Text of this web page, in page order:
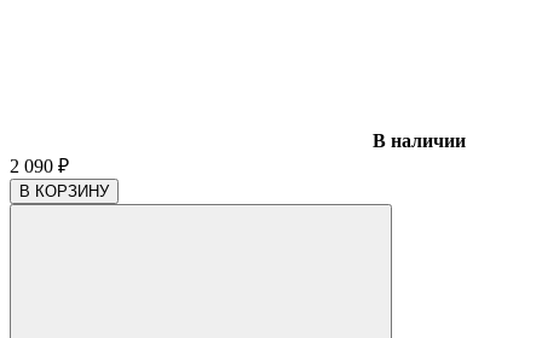
В наличии
2 090 ₽
В КОРЗИНУ